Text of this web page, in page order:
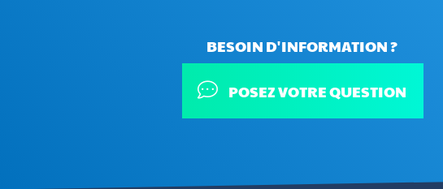
BESOIN D'INFORMATION ?
POSEZ VOTRE QUESTION